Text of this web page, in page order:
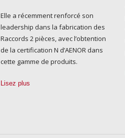
Elle a récemment renforcé son
leadership dans la fabrication des
Raccords 2 pièces, avec l’obtention
de la certification N d’AENOR dans
cette gamme de produits.
Lisez plus